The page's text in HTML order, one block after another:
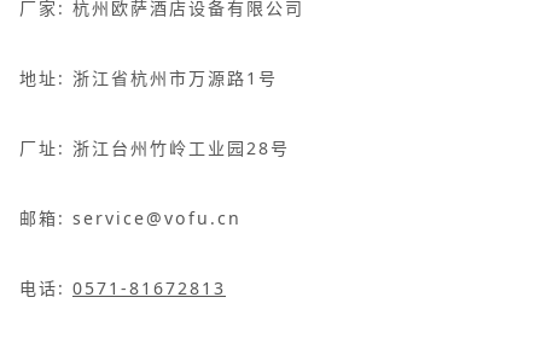
厂家: 杭州欧萨酒店设备有限公司
地址: 浙江省杭州市万源路1号
厂址: 浙江台州竹岭工业园28号
邮箱: service@vofu.cn
电话: 0571-81672813